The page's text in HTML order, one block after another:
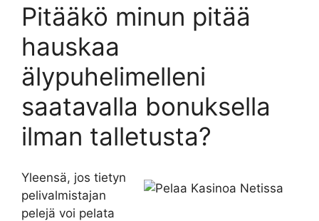
Pitääkö minun pitää
hauskaa
älypuhelimelleni
saatavalla bonuksella
ilman talletusta?
Yleensä, jos tietyn
pelivalmistajan
pelejä voi pelata